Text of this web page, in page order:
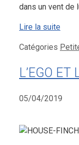
dans un vent de
Lire la suite
Catégories
L’EGO ET
05/04/2019